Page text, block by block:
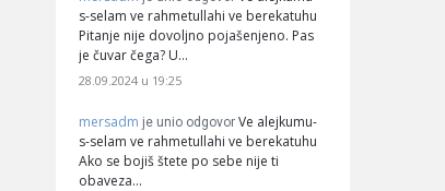
s-selam ve rahmetullahi ve berekatuhu
Pitanje nije dovoljno pojašenjeno. Pas
je čuvar čega? U…
28.09.2024 u 19:25
mersadm je unio odgovor Ve alejkumu-
s-selam ve rahmetullahi ve berekatuhu
Ako se bojiš štete po sebe nije ti
obaveza…